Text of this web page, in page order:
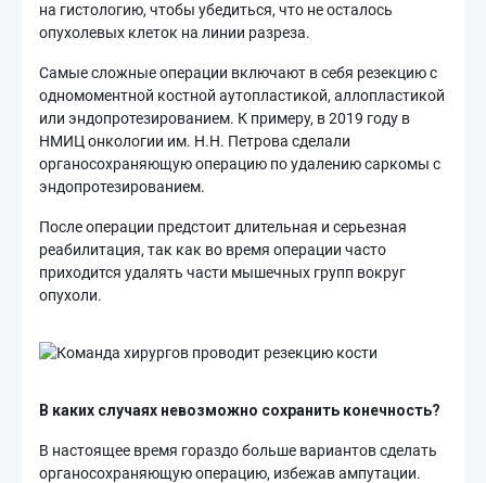
на гистологию, чтобы убедиться, что не осталось
опухолевых клеток на линии разреза.
Самые сложные операции включают в себя резекцию с
одномоментной костной аутопластикой, аллопластикой
или эндопротезированием. К примеру, в 2019 году в
НМИЦ онкологии им. Н.Н. Петрова сделали
органосохраняющую операцию по удалению саркомы с
эндопротезированием.
После операции предстоит длительная и серьезная
реабилитация, так как во время операции часто
приходится удалять части мышечных групп вокруг
опухоли.
В каких случаях невозможно сохранить конечность?
В настоящее время гораздо больше вариантов сделать
органосохраняющую операцию, избежав ампутации.